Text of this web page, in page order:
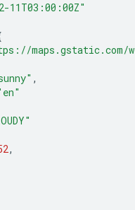
11T03:00:00Z"
maps.gstatic.com/
,
,